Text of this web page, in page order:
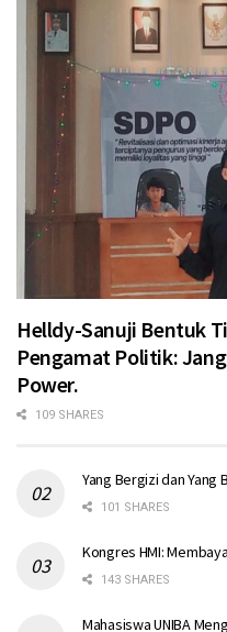
Helldy-Sanuji Bentuk
Pengamat Politik:
Power.
109 SHARES
Yang Bergizi dan Yang
101 SHARES
Kongres HMI:
143 SHARES
Mahasiswa UNIBA